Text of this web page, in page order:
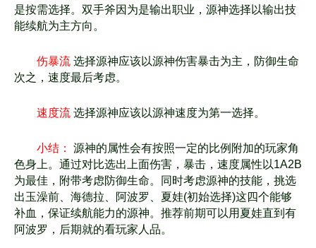
是按需选择。双手斧因为是输出职业， 源神选择以输出技
能续航为主方向。
伤暴流 选择源神应该以源神伤害暴击为主，防御生命
次之，速度最后考虑。
速度流 选择源神应该以源神速度为第一选择。
小结：
源神的属性会有按照一定的比例附加的玩家角
色身上。通过对比选出上面伤害， 暴击，速度属性以1A2B
为最佳，附带考虑防御生命。同时考虑源神的技能，挑选
出玉澡前、海德拉、阿波罗、夏娃(初始选择)这四个能够
补血，保证续航能力的源神。推荐前期可以用夏娃直到有
阿波罗，后期就的看玩家人品。